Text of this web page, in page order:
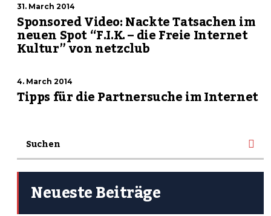
31. March 2014
Sponsored Video: Nackte Tatsachen im
neuen Spot “F.I.K. – die Freie Internet
Kultur” von netzclub
4. March 2014
Tipps für die Partnersuche im Internet
Neueste Beiträge